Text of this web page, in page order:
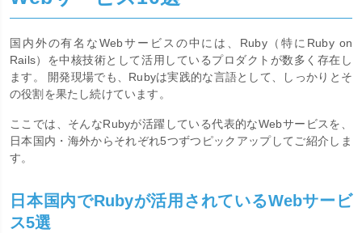
国内外の有名なWebサービスの中には、Ruby（特にRuby on
Rails）を中核技術として活用しているプロダクトが数多く存在し
ます。 開発現場でも、Rubyは実践的な言語として、しっかりとそ
の役割を果たし続けています。
ここでは、そんなRubyが活躍している代表的なWebサービスを、
日本国内・海外からそれぞれ5つずつピックアップしてご紹介しま
す。
日本国内でRubyが活用されているWebサービ
ス5選